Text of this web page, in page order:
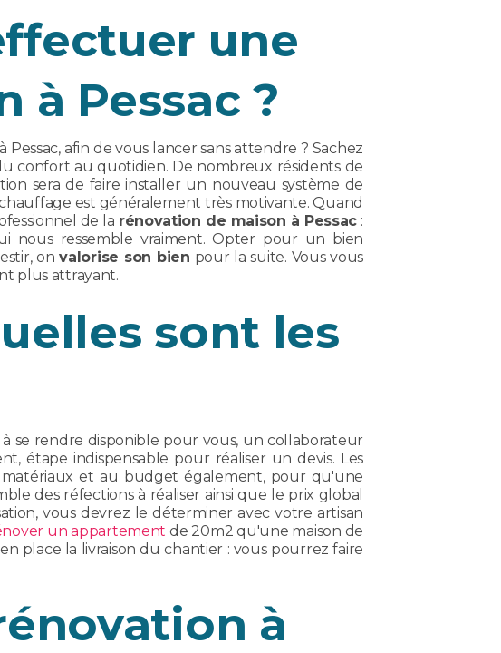
une
à Pessac ?
Pessac, afin de vous lancer sans attendre ? Sachez
confort au quotidien. De nombreux résidents de
sera de faire installer un nouveau système de
est généralement très motivante. Quand
de la rénovation de maison à Pessac :
nous ressemble vraiment. Opter pour un bien
onvalorise son bien pour la suite. Vous vous
plus attrayant.
sont les
se rendre disponible pour vous, un collaborateur
étape indispensable pour réaliser un devis. Les
et au budget également, pour qu'une
des réfections à réaliser ainsi que le prix global
vous devrez le déterminer avec votre artisan
un appartement de 20m2 qu'une maison de
place la livraison du chantier : vous pourrez faire
à